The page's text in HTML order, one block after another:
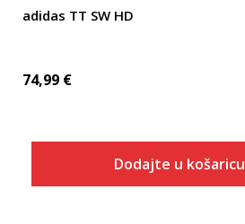
adidas TT SW HD
74,99 €
Dodajte u košaricu